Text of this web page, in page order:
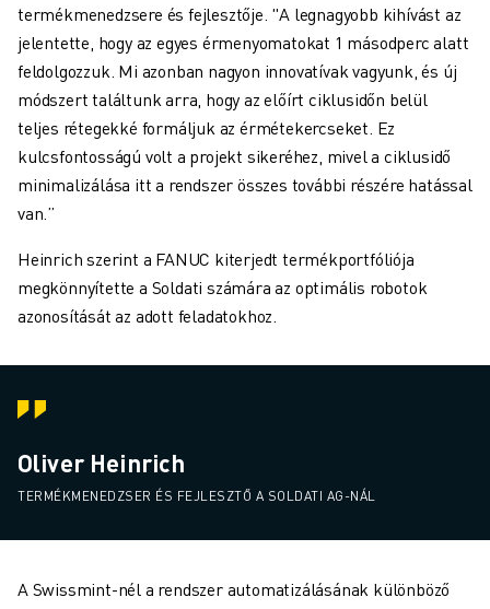
termékmenedzsere és fejlesztője. "A legnagyobb kihívást az
jelentette, hogy az egyes érmenyomatokat 1 másodperc alatt
feldolgozzuk. Mi azonban nagyon innovatívak vagyunk, és új
módszert találtunk arra, hogy az előírt ciklusidőn belül
teljes rétegekké formáljuk az érmétekercseket. Ez
kulcsfontosságú volt a projekt sikeréhez, mivel a ciklusidő
minimalizálása itt a rendszer összes további részére hatással
van.”
Heinrich szerint a FANUC kiterjedt termékportfóliója
megkönnyítette a Soldati számára az optimális robotok
azonosítását az adott feladatokhoz.
Oliver Heinrich
TERMÉKMENEDZSER ÉS FEJLESZTŐ A SOLDATI AG-NÁL
A Swissmint-nél a rendszer automatizálásának különböző